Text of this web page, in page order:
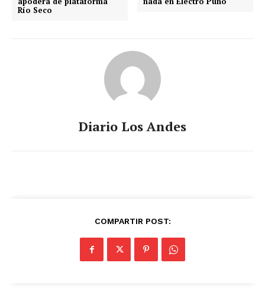
Río Seco
Diario Los Andes
COMPARTIR POST: